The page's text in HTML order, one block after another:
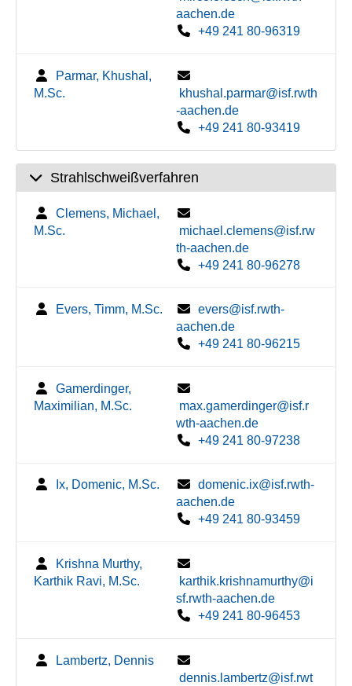
aachen.de
+49 241 80-96319
Parmar, Khushal,
M.Sc.
khushal.parmar@isf.rwth
-aachen.de
+49 241 80-93419
Strahlschweißverfahren
Clemens, Michael,
M.Sc.
michael.clemens@isf.rw
th-aachen.de
+49 241 80-96278
Evers, Timm, M.Sc.
evers@isf.rwth-
aachen.de
+49 241 80-96215
Gamerdinger,
Maximilian, M.Sc.
max.gamerdinger@isf.r
wth-aachen.de
+49 241 80-97238
Ix, Domenic, M.Sc.
domenic.ix@isf.rwth-
aachen.de
+49 241 80-93459
Krishna Murthy,
Karthik Ravi, M.Sc.
karthik.krishnamurthy@i
sf.rwth-aachen.de
+49 241 80-96453
Lambertz, Dennis
dennis.lambertz@isf.rwt